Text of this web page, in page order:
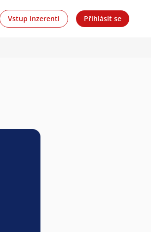
Vstup inzerenti Přihlásit se